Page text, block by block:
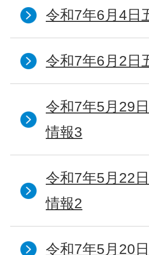
令和7年6月4日
令和7年6月2日
令和7年5月29
情報3
令和7年5月22
情報2
令和7年5月20